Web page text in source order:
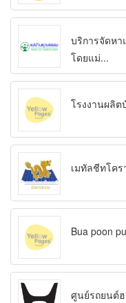
บริการจัดหา
โดยแม่...
โรงงานผลิ
เมทัลชีทโค
Bua poon
ศูนย์รถยนต์